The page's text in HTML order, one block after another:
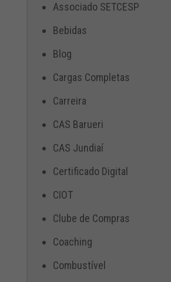
Associado SETCESP
Bebidas
Blog
Cargas Completas
Carreira
CAS Barueri
CAS Jundiaí
Certificado Digital
CIOT
Clube de Compras
Coaching
Combustível